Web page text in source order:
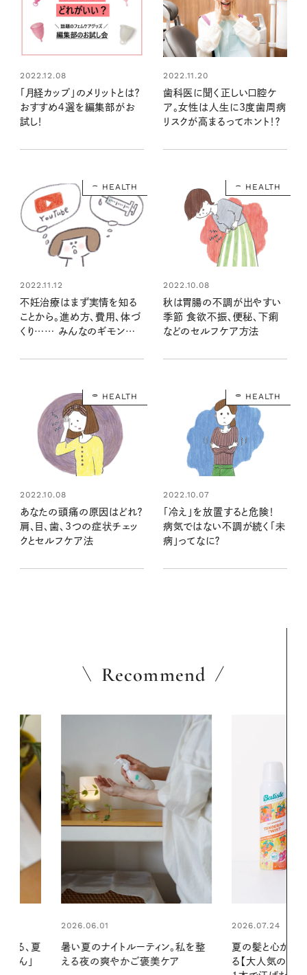
2022.12.08
「月経カップ」のメリットとは？
おすすめ４選を編集部がお
試し！
2022.11.20
歯科医に聞く正しい口腔ケ
ア。女性は人生に3度歯周病
リスクが高まるってホント！？
HEALTH
2022.11.12
不妊治療はまず実情を知る
ことから。進め方、費用、体づ
くり…… みんなのギモンに
HEALTH
2022.10.08
秋は胃腸の不調が出やすい
季節 食欲不振、便秘、下痢
などのセルフケア方法
HEALTH
2022.10.08
あなたの頭痛の原因はどれ？
肩、目、歯、3つの症状チェッ
クとセルフケア法
HEALTH
2022.10.07
「冷え」を放置すると危険！
病気ではない不調が続く「未
病」ってなに？
Recommend
ン。私を整
ケア
2026.07.24
夏の髪と心が瞬時にリフレッシュす
る【大人気のドライシャンプー】 この
2026.06.01
真夏に向け
やりジェルと